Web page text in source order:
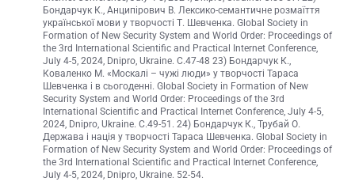
Бондарчук К., Анципірович В. Лексико-семантичне розмаїття
української мови у творчості Т. Шевченка. Global Society in
Formation of New Security System and World Order: Proceedings of
the 3rd International Scientific and Practical Internet Conference,
July 4-5, 2024, Dnipro, Ukraine. С.47-48 23) Бондарчук К.,
Коваленко М. «Москалі – чужі люди» у творчості Тараса
Шевченка і в сьогоденні. Global Society in Formation of New
Security System and World Order: Proceedings of the 3rd
International Scientific and Practical Internet Conference, July 4-5,
2024, Dnipro, Ukraine. С.49-51. 24) Бондарчук К., Трубай О.
Держава і нація у творчості Тараса Шевченка. Global Society in
Formation of New Security System and World Order: Proceedings of
the 3rd International Scientific and Practical Internet Conference,
July 4-5, 2024, Dnipro, Ukraine. 52-54.